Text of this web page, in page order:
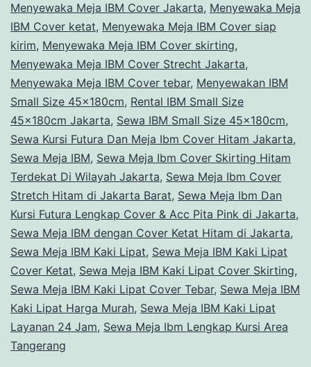
Menyewaka Meja IBM Cover Jakarta, Menyewaka Meja
IBM Cover ketat, Menyewaka Meja IBM Cover siap
kirim, Menyewaka Meja IBM Cover skirting,
Menyewaka Meja IBM Cover Strecht Jakarta,
Menyewaka Meja IBM Cover tebar, Menyewakan IBM
Small Size 45x180cm, Rental IBM Small Size
45x180cm Jakarta, Sewa IBM Small Size 45x180cm,
Sewa Kursi Futura Dan Meja Ibm Cover Hitam Jakarta,
Sewa Meja IBM, Sewa Meja Ibm Cover Skirting Hitam
Terdekat Di Wilayah Jakarta, Sewa Meja Ibm Cover
Stretch Hitam di Jakarta Barat, Sewa Meja Ibm Dan
Kursi Futura Lengkap Cover & Acc Pita Pink di Jakarta,
Sewa Meja IBM dengan Cover Ketat Hitam di Jakarta,
Sewa Meja IBM Kaki Lipat, Sewa Meja IBM Kaki Lipat
Cover Ketat, Sewa Meja IBM Kaki Lipat Cover Skirting,
Sewa Meja IBM Kaki Lipat Cover Tebar, Sewa Meja IBM
Kaki Lipat Harga Murah, Sewa Meja IBM Kaki Lipat
Layanan 24 Jam, Sewa Meja Ibm Lengkap Kursi Area
Tangerang